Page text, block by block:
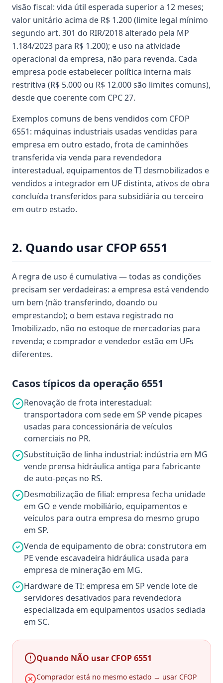
visão fiscal: vida útil esperada superior a 12 meses;
valor unitário acima de R$ 1.200 (limite legal mínimo
segundo art. 301 do RIR/2018 alterado pela MP
1.184/2023 para R$ 1.200); e uso na atividade
operacional da empresa, não para revenda. Cada
empresa pode estabelecer política interna mais
restritiva (R$ 5.000 ou R$ 12.000 são limites comuns),
desde que coerente com CPC 27.
Exemplos comuns de bens vendidos com CFOP
6551: máquinas industriais usadas vendidas para
empresa em outro estado, frota de caminhões
transferida via venda para revendedora
interestadual, equipamentos de TI desmobilizados e
vendidos a integrador em UF distinta, ativos de obra
concluída transferidos para subsidiária ou terceiro
em outro estado.
2. Quando usar CFOP 6551
A regra de uso é cumulativa — todas as condições
precisam ser verdadeiras: a empresa está vendendo
um bem (não transferindo, doando ou
emprestando); o bem estava registrado no
Imobilizado, não no estoque de mercadorias para
revenda; e comprador e vendedor estão em UFs
diferentes.
Casos típicos da operação 6551
Renovação de frota interestadual:
transportadora com sede em SP vende picapes
usadas para concessionária de veículos
comerciais no PR.
Substituição de linha industrial: indústria em MG
vende prensa hidráulica antiga para fabricante
de auto-peças no RS.
Desmobilização de filial: empresa fecha unidade
em GO e vende mobiliário, equipamentos e
veículos para outra empresa do mesmo grupo
em SP.
Venda de equipamento de obra: construtora em
PE vende escavadeira hidráulica usada para
empresa de mineração em MG.
Hardware de TI: empresa em SP vende lote de
servidores desativados para revendedora
especializada em equipamentos usados sediada
em SC.
Quando NÃO usar CFOP 6551
Comprador está no mesmo estado → usar CFOP